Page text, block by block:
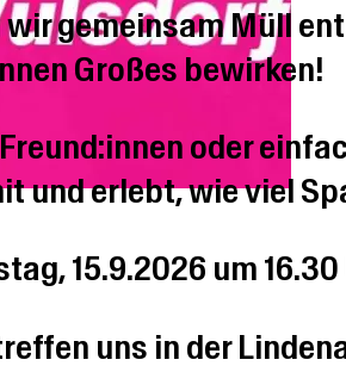
gemeinsam Müll
Großes bewirken!
oder
und erlebt, wie viel
15.9.2026 um
uns in der